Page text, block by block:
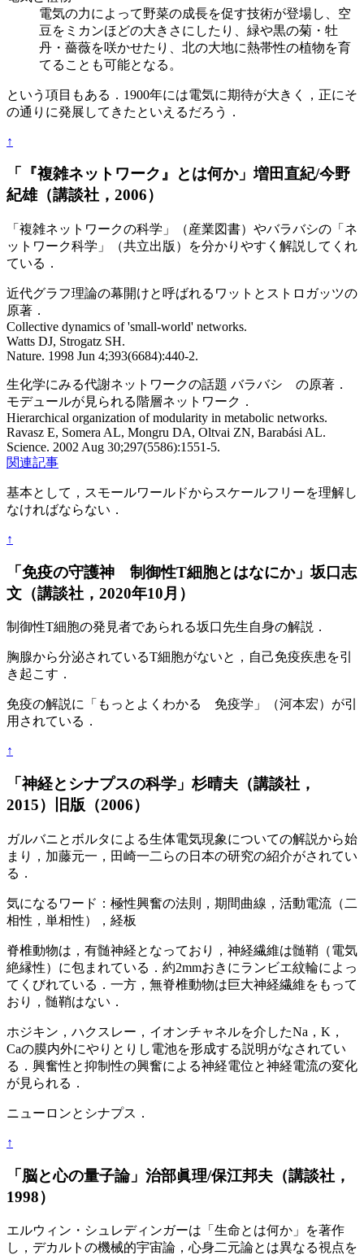
電気の力によって野菜の成長を促す技術が登場し、空
豆をミカンほどの大きさにしたり、緑や黒の菊・牡
丹・薔薇を咲かせたり、北の大地に熱帯性の植物を育
てることも可能となる。
という項目もある．1900年には電気に期待が大きく，正にそ
の通りに発展してきたといえるだろう．
↑
「『複雑ネットワーク』とは何か」増田直紀/今野
紀雄（講談社，2006）
「複雑ネットワークの科学」（産業図書）やバラバシの「ネ
ットワーク科学」（共立出版）を分かりやすく解説してくれ
ている．
近代グラフ理論の幕開けと呼ばれるワットとストロガッツの
原著．
Collective dynamics of 'small-world' networks.
Watts DJ, Strogatz SH.
Nature. 1998 Jun 4;393(6684):440-2.
生化学にみる代謝ネットワークの話題 バラバシ の原著．
モデュールが見られる階層ネットワーク．
Hierarchical organization of modularity in metabolic networks.
Ravasz E, Somera AL, Mongru DA, Oltvai ZN, Barabási AL.
Science. 2002 Aug 30;297(5586):1551-5.
関連記事
基本として，スモールワールドからスケールフリーを理解し
なければならない．
↑
「免疫の守護神 制御性T細胞とはなにか」坂口志
文（講談社，2020年10月）
制御性T細胞の発見者であられる坂口先生自身の解説．
胸腺から分泌されているT細胞がないと，自己免疫疾患を引
き起こす．
免疫の解説に「もっとよくわかる 免疫学」（河本宏）が引
用されている．
↑
「神経とシナプスの科学」杉晴夫（講談社，
2015）旧版（2006）
ガルバニとボルタによる生体電気現象についての解説から始
まり，加藤元一，田崎一二らの日本の研究の紹介がされてい
る．
気になるワード：極性興奮の法則，期間曲線，活動電流（二
相性，単相性），経板
脊椎動物は，有髄神経となっており，神経繊維は髄鞘（電気
絶縁性）に包まれている．約2mmおきにランビエ紋輪によっ
てくびれている．一方，無脊椎動物は巨大神経繊維をもって
おり，髄鞘はない．
ホジキン，ハクスレー，イオンチャネルを介したNa，K，
Caの膜内外にやりとりし電池を形成する説明がなされてい
る．興奮性と抑制性の興奮による神経電位と神経電流の変化
が見られる．
ニューロンとシナプス．
↑
「脳と心の量子論」治部眞理/保江邦夫（講談社，
1998）
エルウィン・シュレディンガーは「生命とは何か」を著作
し，デカルトの機械的宇宙論，心身二元論とは異なる視点を